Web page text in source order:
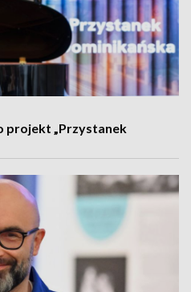
projekt „Przystanek